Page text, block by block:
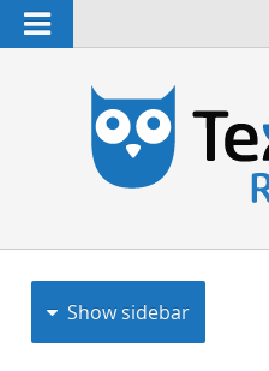
Navigation
Show sidebar